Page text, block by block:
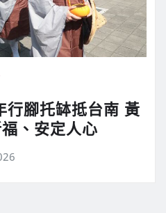
腳托缽抵台南 黃
、安定人心